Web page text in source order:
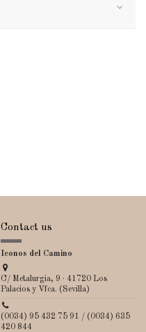
Contact us
Iconos del Camino
C/ Metalurgia, 9 · 41720 Los
Palacios y Vfca. (Sevilla)
(0034) 95 432 75 91 / (0034) 635
420 844